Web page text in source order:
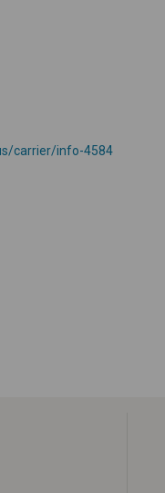
carrier/info-4584